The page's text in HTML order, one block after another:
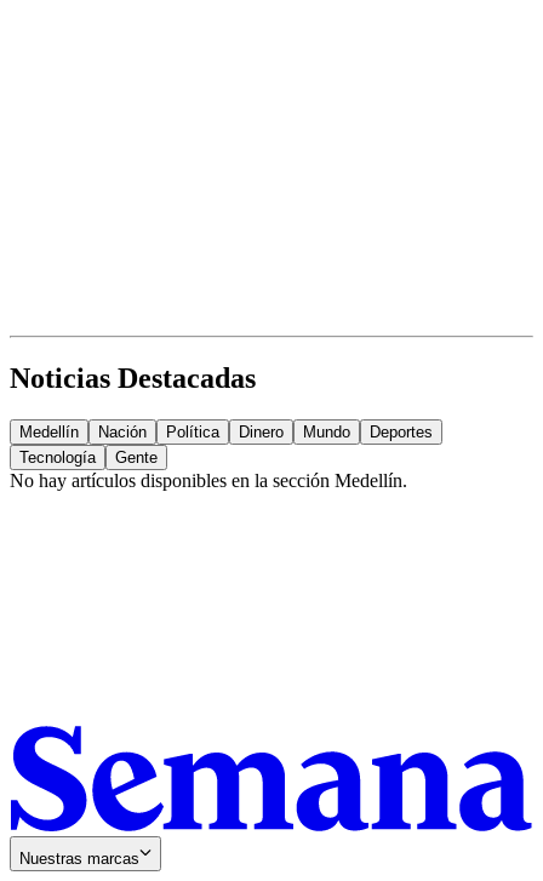
Noticias Destacadas
Medellín Nación Política Dinero Mundo
Deportes
Tecnología
Gente
No hay artículos disponibles en la sección Medellín.
Nuestras marcas